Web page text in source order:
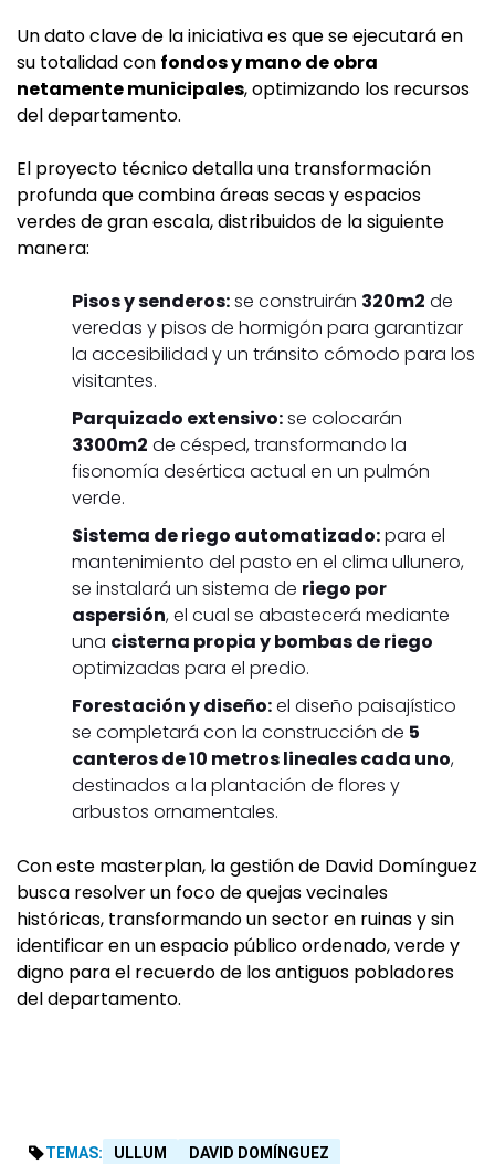
Un dato clave de la iniciativa es que se ejecutará en
su totalidad con fondos y mano de obra
netamente municipales, optimizando los recursos
del departamento.
El proyecto técnico detalla una transformación
profunda que combina áreas secas y espacios
verdes de gran escala, distribuidos de la siguiente
manera:
Pisos y senderos:se construirán 320m2 de
veredas y pisos de hormigón para garantizar
la accesibilidad y un tránsito cómodo para los
visitantes.
Parquizado extensivo:se colocarán
3300m2 de césped, transformando la
fisonomía desértica actual en un pulmón
verde.
Sistema de riego automatizado:para el
mantenimiento del pasto en el clima ullunero,
se instalará un sistema de riego por
aspersión, el cual se abastecerá mediante
una cisterna propia y bombas de riego
optimizadas para el predio.
Forestación y diseño:el diseño paisajístico
se completará con la construcción de 5
canteros de 10 metros lineales cada uno,
destinados a la plantación de flores y
arbustos ornamentales.
Con este masterplan, la gestión de David Domínguez
busca resolver un foco de quejas vecinales
históricas, transformando un sector en ruinas y sin
identificar en un espacio público ordenado, verde y
digno para el recuerdo de los antiguos pobladores
del departamento.
TEMAS: ULLUM DAVID DOMÍNGUEZ